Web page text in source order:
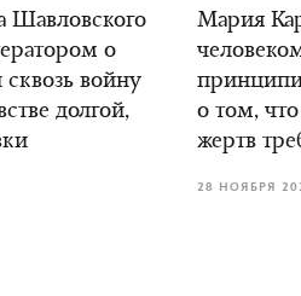
Шавловского
о
войну
долгой,
Мария
о том,
жертв
28 НОЯБРЯ